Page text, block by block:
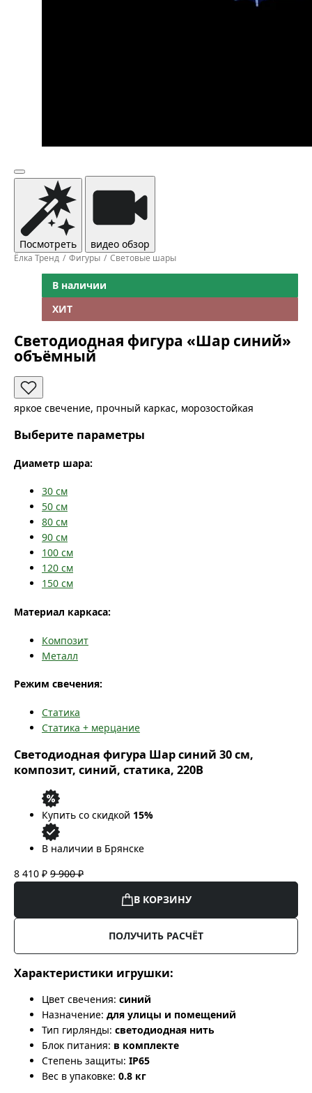
Посмотреть видео обзор
Ёлка Тренд Фигуры Световые шары
В наличии
ХИТ
Светодиодная фигура «Шар синий»
объёмный
яркое свечение, прочный каркас, морозостойкая
Выберите параметры
Диаметр шара:
30 см
50 см
80 см
90 см
100 см
120 см
150 см
Материал каркаса:
Композит
Металл
Режим свечения:
Статика
Статика + мерцание
Светодиодная фигура Шар синий 30 см,
композит, синий, статика, 220В
Купить со скидкой 15%
В наличии в Брянске
8 410 ₽ 9 900 ₽
В КОРЗИНУ
ПОЛУЧИТЬ РАСЧЁТ
Характеристики игрушки:
Цвет свечения: синий
Назначение: для улицы и помещений
Тип гирлянды: светодиодная нить
Блок питания: в комплекте
Степень защиты: IP65
Вес в упаковке: 0.8 кг